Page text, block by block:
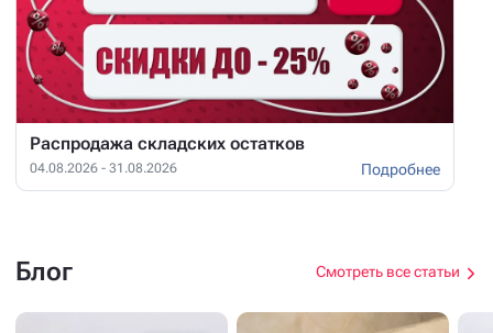
Распродажа складских остатков
04.08.2026 - 31.08.2026 Подробнее
Блог Смотреть все статьи